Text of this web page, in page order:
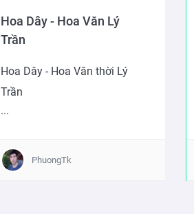
Hoa Dây - Hoa Văn Lý
Trần
Hoa Dây - Hoa Văn thời Lý
Trần
...
PhuongTk